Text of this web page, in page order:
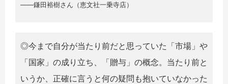
――鎌田裕樹さん（恵文社一乗寺店）
◎今まで自分が当たり前だと思っていた「市場」や
「国家」の成り立ち、「贈与」の概念。当たり前と
いうか、正確に言うと何の疑問も抱いていなかった